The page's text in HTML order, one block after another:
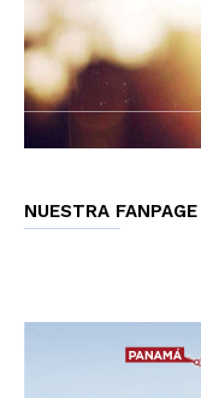
NUESTRA FANPAGE